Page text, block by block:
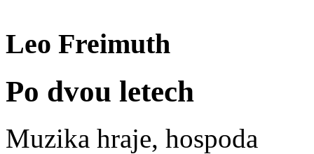
Leo Freimuth
Po dvou letech
Muzika hraje, hospoda